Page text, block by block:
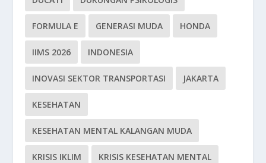
FORMULA E GENERASI MUDA HONDA
IIMS 2026 INDONESIA
INOVASI SEKTOR TRANSPORTASI JAKARTA
KESEHATAN
KESEHATAN MENTAL KALANGAN MUDA
KRISIS IKLIM KRISIS KESEHATAN MENTAL